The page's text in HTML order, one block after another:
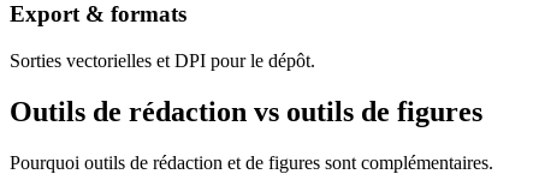
Export & formats
Sorties vectorielles et DPI pour le dépôt.
Outils de rédaction vs outils de figures
Pourquoi outils de rédaction et de figures sont complémentaires.